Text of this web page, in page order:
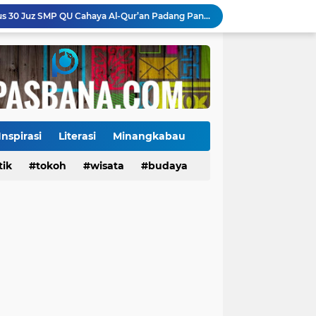
Gowes Siti Nurbaya Adventure-X Genap Satu Dekade, 3.000 Pesepeda Rayakan HJK Padang ke-357
Penguatan Infrastruktur dan Alat Kesehatan
Jalan Sungai Rumbai Timur–Blok D Sitiung II Mulai Diaspal, Akhiri Belasan Tahun Rusak
Ketua Baru KONI Payakumbuh Hadapi Ujian Cepat, Porprov 2026 Jadi Pembuktian
Saham yang Berpotensi Naik 10x
Jaga Furniture Interiormu
Literasi Minangkabau
Tokoh budaya kuliner
tokoh wisata budaya